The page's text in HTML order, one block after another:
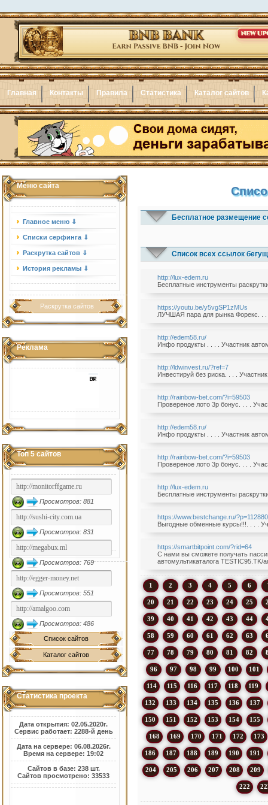
Главная Контакты Правила Статистика Каталог сайтов
Меню сайта
Главное меню ⇓
Списки серфинга ⇓
Раскрутка сайтов ⇓
История рекламы ⇓
Раскрутка сайтов
Реклама
Топ 5 сайтов
Просмотров: 881
Просмотров: 831
Просмотров: 769
Просмотров: 551
Просмотров: 486
Список сайтов
Каталог сайтов
Статистика проекта
Дата открытия: 02.05.2020г.
Сервис работает: 2288-й день
Дата на сервере: 06.08.2026г.
Время на сервере: 19:02
Сайтов в базе: 238 шт.
Сайтов просмотрено: 33533
Бесплатное размещение
Список всех ссылок
http://lux-edem.ru
Бесплатные инструменты
https://youtu.be/y5vgSP1zMUs
ЛУЧШАЯ пара для рынка Форекс. . .
http://edem58.ru/
Инфо продукты . . . . Участник
http://ldwinvest.ru/?ref=7
Инвестируй без риска. . . .
http://rainbow-bet.com/?i=59503
Провереное лото 3р бонус. . . .
http://edem58.ru/
Инфо продукты . . . . Участник
http://rainbow-bet.com/?i=59503
Провереное лото 3р бонус. . . .
http://lux-edem.ru
Бесплатные инструменты
https://www.bestchange.ru/
Выгодные обменные курсы!!!. . . .
https://smartbitpoint.com/?rid=64
С нами вы сможете получать
автомультикаталога TESTIC95.TK/
1 2 3 4 5 6
20 21 22 23 24 25
39 40 41 42 43 44
58 59 60 61 62 63
77 78 79 80 81 82
96 97 98 99 100 101
114 115 116 117 118 119
132 133 134 135 136 137
150 151 152 153 154 155
168 169 170 171 172 173
186 187 188 189 190 191
204 205 206 207 208 209
222